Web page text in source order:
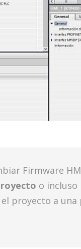
Firmware
o incluso
proyecto a una